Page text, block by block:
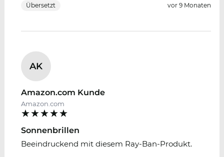
Übersetzt vor 9 Monaten
AK
Amazon.com Kunde
Amazon.com
Sonnenbrillen
Beeindruckend mit diesem Ray-Ban-Produkt.